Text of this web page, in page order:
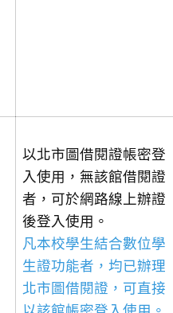
以北市圖借閱證帳密登
入使用，無該館借閱證
者，可於網路線上辦證
後登入使用。
凡本校學生結合數位學
生證功能者，均已辦理
北市圖借閱證，可直接